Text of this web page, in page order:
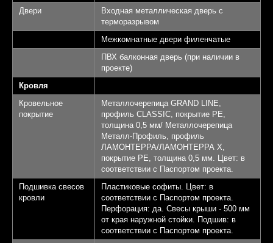
Двери
Входная металлическая дверь с
терморазрывом
Межкомнатные двери филенчатые
ПВХ балконная дверь (при наличии в
проекте)
Кровля
Кровельное
покрытие
Металлочерепица GRAND LINE,
профиль CLASSIC, покрытие PE,
толщина 0,5 мм/ Металлочерепица
Металл-Профиль, профиль
ЛАМОНТЕРРА/ЛАМОНТЕРРА Х,
покрытие PE, толщина 0,5 мм. Цвет: в
соответствии с Паспортом проекта.
Подшивка свесов
кровли
Пластиковые софиты. Цвет: в
соответствии с Паспортом проекта.
Перфорация: да. Свесы крыши - 500 мм
от края наружной стойки. Подшив: в
соответствии с Паспортом проекта.